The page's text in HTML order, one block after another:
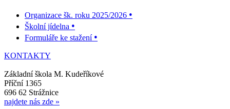
Organizace šk. roku 2025/2026 •
Školní jídelna •
Formuláře ke stažení •
KONTAKTY
Základní škola M. Kudeříkové
Příční 1365
696 62 Strážnice
najdete nás zde »